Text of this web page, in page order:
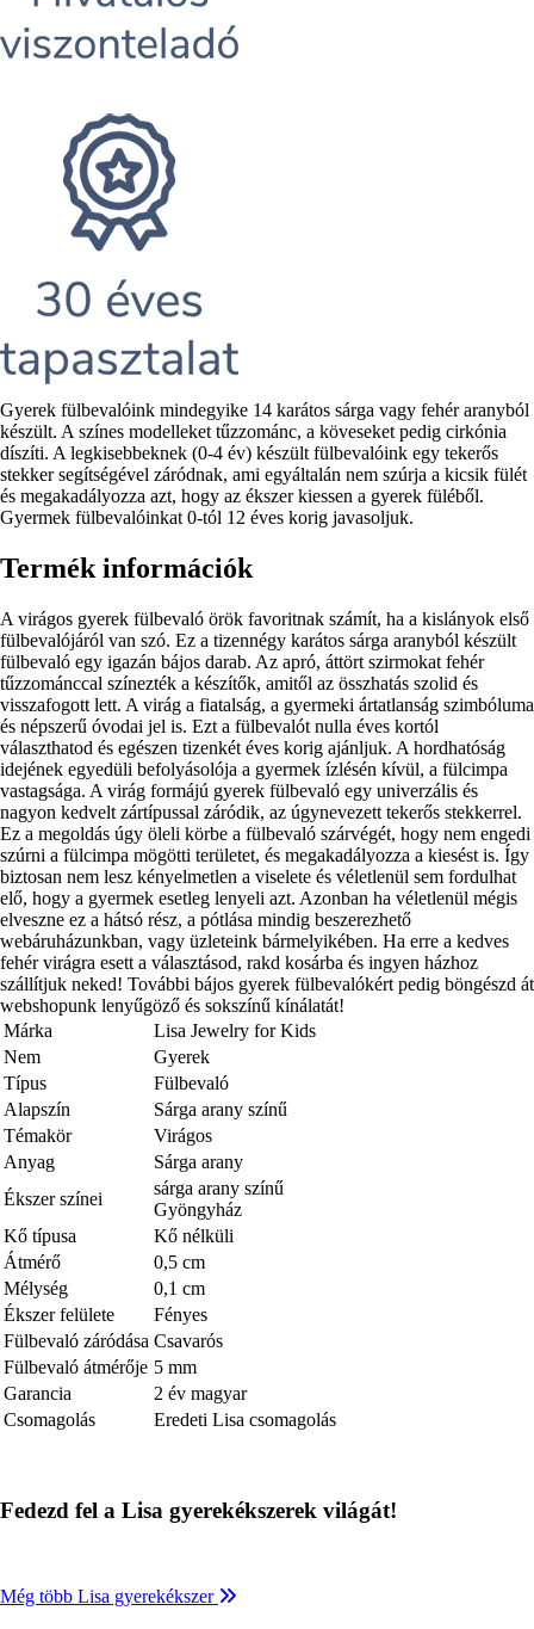
Rövid
leírás
Gyerek fülbevalóink mindegyike 14 karátos sárga vagy fehér aranyból
készült. A színes modelleket tűzzománc, a köveseket pedig cirkónia
díszíti. A legkisebbeknek (0-4 év) készült fülbevalóink egy tekerős
stekker segítségével záródnak, ami egyáltalán nem szúrja a kicsik fülét
és megakadályozza azt, hogy az ékszer kiessen a gyerek füléből.
Gyermek fülbevalóinkat 0-tól 12 éves korig javasoljuk.
Termék információk
A virágos gyerek fülbevaló örök favoritnak számít, ha a kislányok első
fülbevalójáról van szó. Ez a tizennégy karátos sárga aranyból készült
fülbevaló egy igazán bájos darab. Az apró, áttört szirmokat fehér
tűzzománccal színezték a készítők, amitől az összhatás szolid és
visszafogott lett. A virág a fiatalság, a gyermeki ártatlanság szimbóluma
és népszerű óvodai jel is. Ezt a fülbevalót nulla éves kortól
választhatod és egészen tizenkét éves korig ajánljuk. A hordhatóság
idejének egyedüli befolyásolója a gyermek ízlésén kívül, a fülcimpa
vastagsága. A virág formájú gyerek fülbevaló egy univerzális és
nagyon kedvelt zártípussal záródik, az úgynevezett tekerős stekkerrel.
Ez a megoldás úgy öleli körbe a fülbevaló szárvégét, hogy nem engedi
szúrni a fülcimpa mögötti területet, és megakadályozza a kiesést is. Így
biztosan nem lesz kényelmetlen a viselete és véletlenül sem fordulhat
elő, hogy a gyermek esetleg lenyeli azt. Azonban ha véletlenül mégis
elveszne ez a hátsó rész, a pótlása mindig beszerezhető
webáruházunkban, vagy üzleteink bármelyikében. Ha erre a kedves
fehér virágra esett a választásod, rakd kosárba és ingyen házhoz
szállítjuk neked! További bájos gyerek fülbevalókért pedig böngészd át
webshopunk lenyűgöző és sokszínű kínálatát!
Márka
Lisa Jewelry for Kids
Nem
Gyerek
Típus
Fülbevaló
Alapszín
Sárga arany színű
Témakör
Virágos
Anyag
Sárga arany
Ékszer színei
sárga arany színű
Gyöngyház
Kő típusa
Kő nélküli
Átmérő
0,5 cm
Mélység
0,1 cm
Ékszer felülete
Fényes
Fülbevaló záródása Csavarós
Fülbevaló átmérője 5 mm
Garancia
2 év magyar
Csomagolás
Eredeti Lisa csomagolás
Fedezd fel a Lisa gyerekékszerek világát!
Még több Lisa gyerekékszer